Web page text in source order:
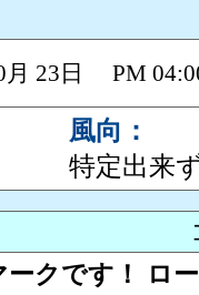
月 23日 PM
風向：
特定出来
ークです！ ロ